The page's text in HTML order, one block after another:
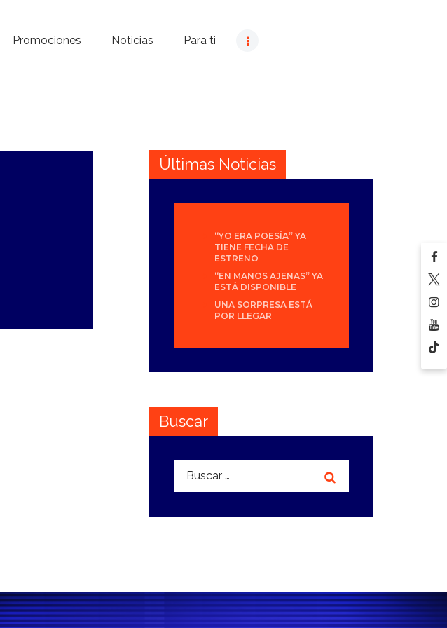
Promociones Noticias Para ti
Últimas Noticias
“YO ERA POESÍA” YA
TIENE FECHA DE
ESTRENO
“EN MANOS AJENAS” YA
ESTÁ DISPONIBLE
UNA SORPRESA ESTÁ
POR LLEGAR
Buscar
Buscar: